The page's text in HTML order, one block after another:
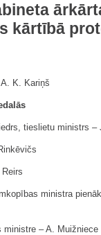
kārtībā
K. Kariņš
tieslietu ministrs ‒
ministra
ministre ‒ A. Muižniece